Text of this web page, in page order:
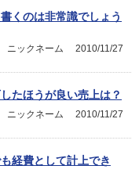
くのは非常識でしょう
2010/11/27
ニックネーム
たほうが良い売上は？
2010/11/27
ニックネーム
経費として計上でき